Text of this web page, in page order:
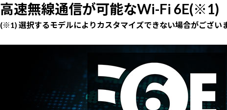
高速無線通信が可能なWi-Fi 6E(※1)
(※1) 選択するモデルによりカスタマイズできない場合がござい